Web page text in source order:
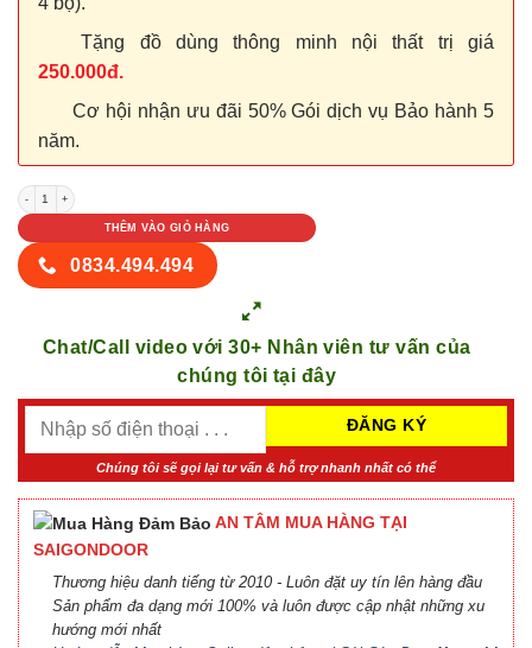
Tặng đồ dùng thông minh nội thất trị giá
250.000đ.
Cơ hội nhận ưu đãi 50% Gói dịch vụ Bảo hành 5
năm.
CỬA NHỰA ABS HÀN QUỐC KOS 610-K0201 (2) số lượng
THÊM VÀO GIỎ HÀNG
0834.494.494
Chat/Call video với 30+ Nhân viên tư vấn của
chúng tôi tại đây
Chúng tôi sẽ gọi lại tư vấn & hỗ trợ nhanh nhất có thể
AN TÂM MUA HÀNG TẠI
SAIGONDOOR
Thương hiệu danh tiếng từ 2010 - Luôn đặt uy tín lên hàng đầu
Sản phẩm đa dạng mới 100% và luôn được cập nhật những xu
hướng mới nhất